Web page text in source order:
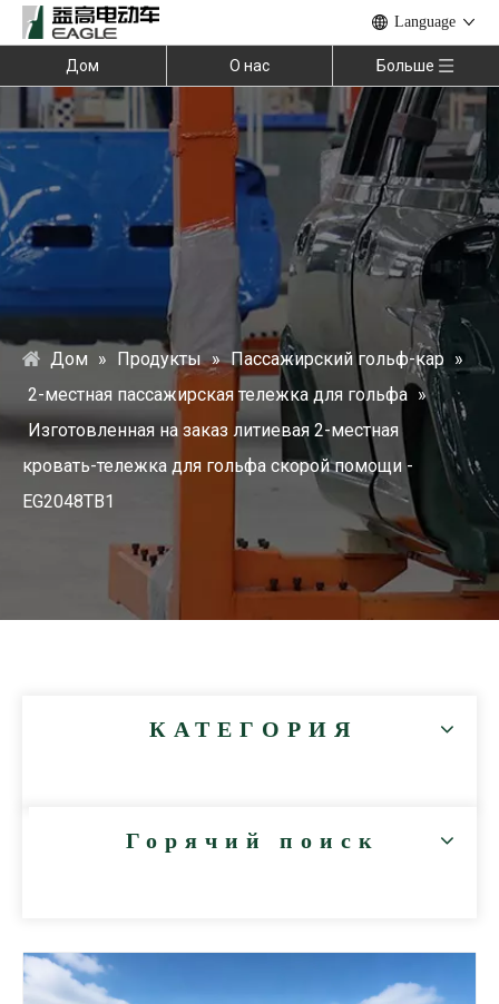
Language
Дом О нас Больше
Дом » Продукты » Пассажирский гольф-кар »
2-местная пассажирская тележка для гольфа »
Изготовленная на заказ литиевая 2-местная
кровать-тележка для гольфа скорой помощи -
EG2048TB1
КАТЕГОРИЯ
Горячий поиск